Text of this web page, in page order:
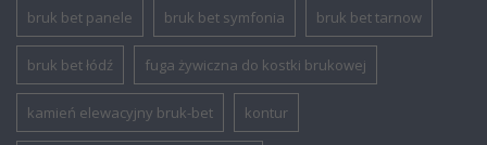
bruk bet panele bruk bet symfonia bruk bet tarnow
bruk bet łódź fuga żywiczna do kostki brukowej
kamień elewacyjny bruk-bet kontur